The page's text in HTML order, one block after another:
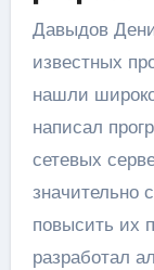
Давыдов
известных
нашли
написал
сетевых
значительно
повысить их
разработал